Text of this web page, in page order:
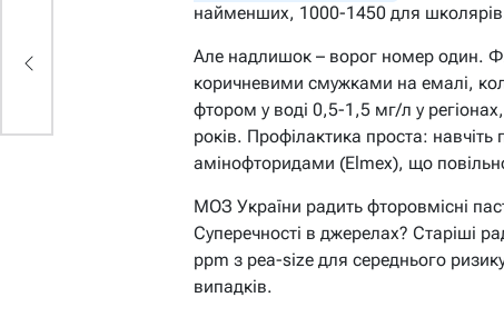
найменших, 1000-1450 для
Але надлишок – ворог номер один.
коричневими смужками на емалі,
фтором у воді 0,5-1,5 мг/л у
років. Профілактика проста:
амінофторидами (Elmex), що
МОЗ України радить фторовмісні
Суперечності в джерелах? Старіші
ppm з pea-size для середнього
випадків.